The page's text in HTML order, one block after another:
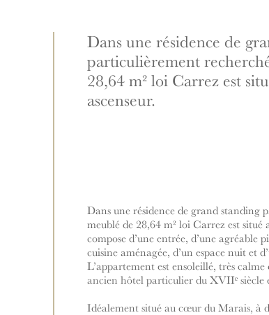
Dans une résidence de
particulièrement
28,64 m² loi Carrez est
ascenseur.
Dans une résidence de grand standing
meublé de 28,64 m² loi Carrez est situé
compose d’une entrée, d’une agréable
cuisine aménagée, d’un espace nuit et
L’appartement est ensoleillé, très
ancien hôtel particulier du XVIIᵉ siècle
Idéalement situé au cœur du Marais, à